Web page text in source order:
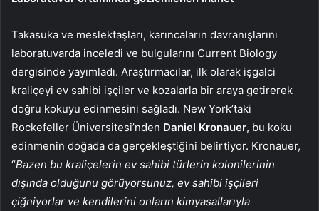
Takasuka ve meslektaşları, karıncaların davranışlarını
laboratuvarda inceledi ve bulgularını Current Biology
dergisinde yayımladı. Araştırmacılar, ilk olarak işgalci
kraliçeyi ev sahibi işçiler ve kozalarla bir araya getirerek
doğru kokuyu edinmesini sağladı. New York’taki
Rockefeller Üniversitesi’nden Daniel Kronauer, bu koku
edinmenin doğada da gerçekleştiğini belirtiyor. Kronauer,
“Bazen bu kraliçelerin ev sahibi türlerin kolonilerinin
dışında olduğunu görüyorsunuz, ev sahibi işçileri
çiğniyorlar ve kendilerini onların kimyasallarıyla